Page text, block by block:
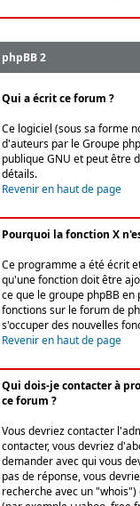
phpBB 2
Qui a écrit ce forum ?
Ce logiciel (sous sa forme
d'auteurs par leGroupe
publique GNU et peut être
détails.
Revenir en haut de page
Pourquoi la fonction X
Ce programme a été écrit
qu'une fonction doit être
ce que le groupe phpBB
fonctions sur le forum de
s'occuper des nouvelles
Revenir en haut de page
Qui dois-je contacter à
ce forum ?
Vous devriez contacter
contacter, vous devriez
demander avec qui vous
pas de réponse, vous
recherche avec un